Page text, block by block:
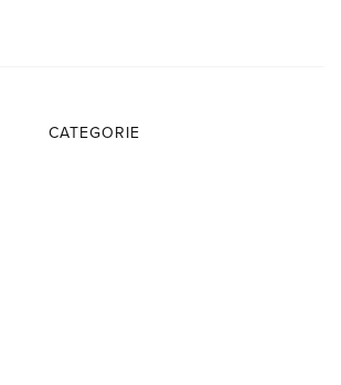
CATEGORIE